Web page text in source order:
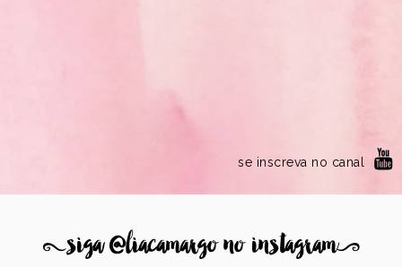
se inscreva no canal
8siga @liacamargo no instagram9